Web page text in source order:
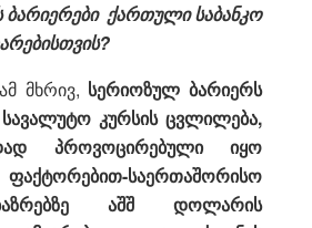
ბარიერები ქართული საბანკო
მხრივ, სერიოზულ ბარიერს
კურსის ცვლილება,
პროვოცირებული იყო
საერთაშორისო
აშშ დოლარის